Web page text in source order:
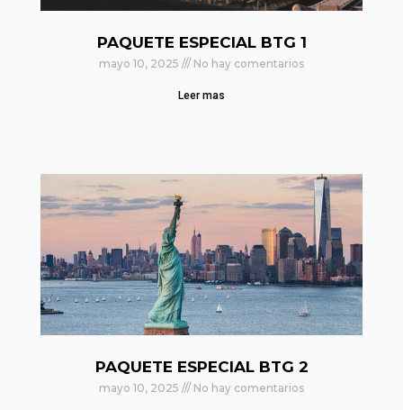
PAQUETE ESPECIAL BTG 1
mayo 10, 2025 No hay comentarios
Leer mas
PAQUETE ESPECIAL BTG 2
mayo 10, 2025 No hay comentarios